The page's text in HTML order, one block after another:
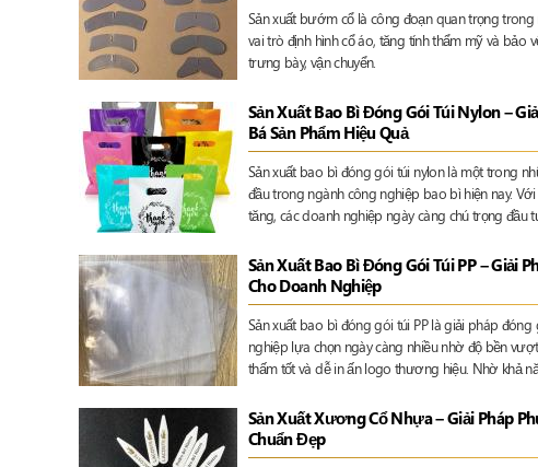
Sản xuất bướm cổ là công đoạn quan trọng
vai trò định hình cổ áo, tăng tính thẩm mỹ và bảo
trưng bày, vận chuyển.
Sản Xuất Bao Bì Đóng Gói Túi Nylon –
Bá Sản Phẩm Hiệu Quả
Sản xuất bao bì đóng gói túi nylon là một trong
đầu trong ngành công nghiệp bao bì hiện nay.
tăng, các doanh nghiệp ngày càng chú trọng đầu
hiệu trên thị trường
Sản Xuất Bao Bì Đóng Gói Túi PP – Giải
Cho Doanh Nghiệp
Sản xuất bao bì đóng gói túi PP là giải pháp
nghiệp lựa chọn ngày càng nhiều nhờ độ bền
thấm tốt và dễ in ấn logo thương hiệu. Nhờ khả
những loại bao bì không thể thiếu trong dây
Sản Xuất Xương Cổ Nhựa – Giải Pháp
Chuẩn Đẹp